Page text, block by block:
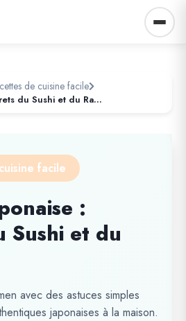
de cuisine facile
Cuisine Japonaise : Secrets du Sushi et du Ramen
facile
:
Sushi et du
avec des astuces simples
japonaises à la maison.